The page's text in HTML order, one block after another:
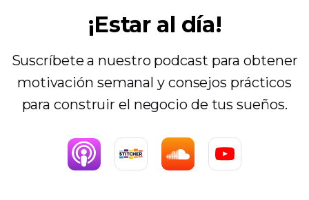
¡Estar al día!
Suscríbete a nuestro podcast para obtener
motivación semanal y consejos prácticos
para construir el negocio de tus sueños.